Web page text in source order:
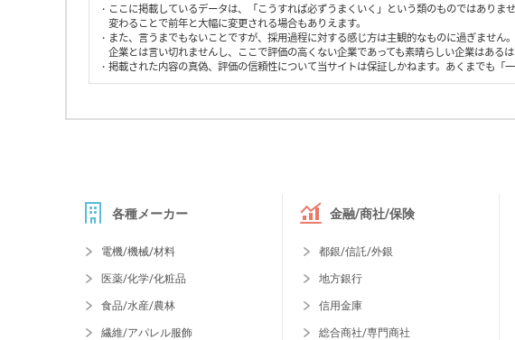
・ここに掲載しているデータは、「こうすれば必ずうまくいく」という類のものではあり
変わることで前年と大幅に変更される場合もありえます。
・また、言うまでもないことですが、採用過程に対する感じ方は主観的なものに過ぎませ
企業とは言い切れませんし、ここで評価の高くない企業であっても素晴らしい企業はあるは
・掲載された内容の真偽、評価の信頼性について当サイトは保証しかねます。あくまでも「
各種メーカー
電機/機械/材料
医薬/化学/化粧品
食品/水産/農林
繊維/アパレル服飾
金融/商社/保険
都銀/信託/外銀
地方銀行
信用金庫
総合商社/専門商社